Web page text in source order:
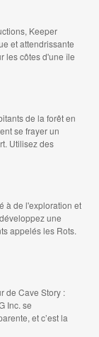
Keeper
et attendrissante
les côtes d'une île
de la forêt en
se frayer un
Utilisez des
à de l'exploration et
une
appelés les Rots.
de Cave Story :
Inc. se
et c’est la